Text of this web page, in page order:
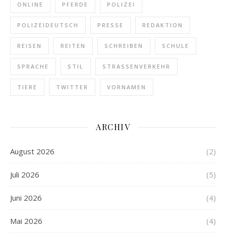
ONLINE PFERDE POLIZEI
POLIZEIDEUTSCH PRESSE REDAKTION
REISEN REITEN SCHREIBEN SCHULE
SPRACHE STIL STRASSENVERKEHR
TIERE TWITTER VORNAMEN
ARCHIV
August 2026 (2)
Juli 2026 (5)
Juni 2026 (4)
Mai 2026 (4)